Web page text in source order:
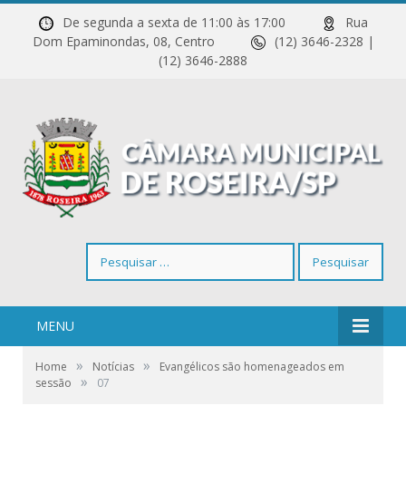
De segunda a sexta de 11:00 às 17:00
Rua
Dom Epaminondas, 08, Centro
(12) 3646-2328 |
(12) 3646-2888
por:
MENU
Home » Notícias »
Evangélicos são homenageados em
sessão
» 07